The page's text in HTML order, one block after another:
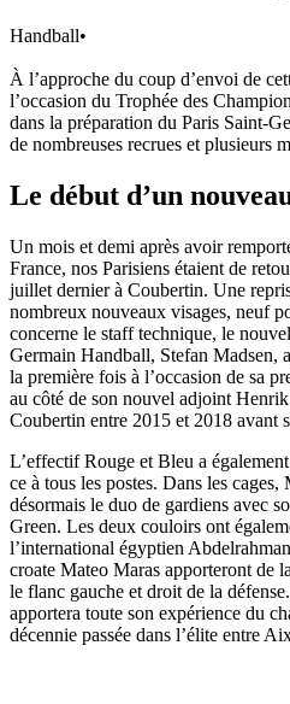
Handball•
À l’approche du coup d’envoi de
l’occasion du Trophée des
dans la préparation du Paris Saint-
de nombreuses recrues et plusieurs
Le début d’un
Un mois et demi après avoir
France, nos Parisiens étaient de
juillet dernier à Coubertin. Une
nombreux nouveaux visages, neuf
concerne le staff technique, le
Germain Handball, Stefan Madsen,
la première fois à l’occasion de sa
au côté de son nouvel adjoint
Coubertin entre 2015 et 2018 avant
L’effectif Rouge et Bleu a
ce à tous les postes. Dans les
désormais le duo de gardiens avec
Green. Les deux couloirs ont
l’international égyptien
croate Mateo Maras apporteront de
le flanc gauche et droit de la
apportera toute son expérience du
décennie passée dans l’élite entre